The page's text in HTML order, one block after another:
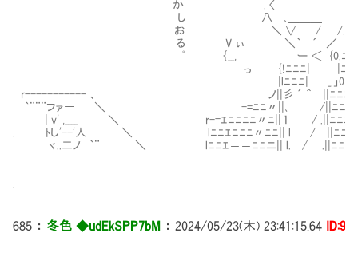
か . 〈 厂
し 八 ､＿＿＿ ′
お ＼ ∨ / /. l
る V ぃ ＼｀￣´ ／ l
ﾟ ｛__, ー ＜ {0.ﾆﾆﾆ
っ {!ﾆﾆﾆ| |ﾆﾆﾆﾆ
|lﾆﾆﾆ| _.」0ヽヽﾆﾆﾆﾆﾆﾆﾆ
r----------- 、 ノ||彡 ´ ＾ ||ﾆﾆﾆヽヽﾆﾆﾆ
｀¨¨¨ファ― ＼ -=ﾆﾆ〃||､ /||ﾆﾆﾆﾆヽ二二
| v' ,____ ＼ r-=ｴﾆﾆﾆﾆ〃ﾆ|| ｌ / .||ﾆﾆﾆﾆﾆﾆﾆﾆⅧ
. ﾄし'--'人 ＼ lﾆﾆｴﾆﾆﾆ〃ﾆﾆ|| l / ||ﾆﾆﾆﾆﾆﾆニ
ヾ..二ノ ｀¨ ＼ lﾆﾆｴ＝＝ﾆﾆニ|| l. / .||ﾆﾆﾆﾆﾆﾆﾆ
685 ： 冬色 ◆udEkSPP7bM ： 2024/05/23(木) 23:41:15.64